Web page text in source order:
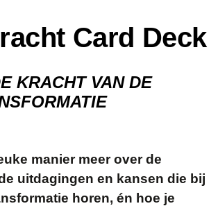
Card Deck
KRACHT VAN DE
manier meer over de
uitdagingen en kansen die bij
horen, én hoe je